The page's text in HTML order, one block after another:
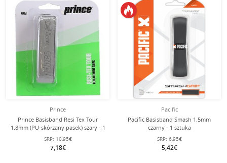
Prince
Prince Basisband Resi Tex Tour
1.8mm (PU-skórzany pasek) szary - 1
sztuka
SRP: 10,95€
7,18€
Pacific
Pacific Basisband Smash 1.5mm
czarny - 1 sztuka
SRP: 6,95€
5,42€